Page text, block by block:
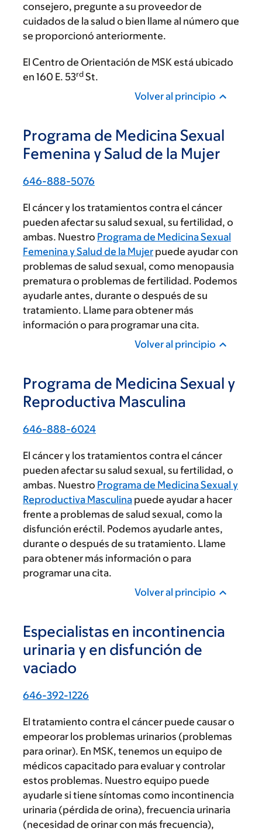
consejero, pregunte a su proveedor de
cuidados de la salud o bien llame al número que
se proporcionó anteriormente.
El Centro de Orientación de MSK está ubicado
en 160 E. 53rd St.
Volver al principio
Programa de Medicina Sexual
Femenina y Salud de la Mujer
646-888-5076
El cáncer y los tratamientos contra el cáncer
pueden afectar su salud sexual, su fertilidad, o
ambas. Nuestro Programa de Medicina Sexual
Femenina y Salud de la Mujer puede ayudar con
problemas de salud sexual, como menopausia
prematura o problemas de fertilidad. Podemos
ayudarle antes, durante o después de su
tratamiento. Llame para obtener más
información o para programar una cita.
Volver al principio
Programa de Medicina Sexual y
Reproductiva Masculina
646-888-6024
El cáncer y los tratamientos contra el cáncer
pueden afectar su salud sexual, su fertilidad, o
ambas. Nuestro Programa de Medicina Sexual y
Reproductiva Masculina puede ayudar a hacer
frente a problemas de salud sexual, como la
disfunción eréctil. Podemos ayudarle antes,
durante o después de su tratamiento. Llame
para obtener más información o para
programar una cita.
Volver al principio
Especialistas en incontinencia
urinaria y en disfunción de
vaciado
646-392-1226
El tratamiento contra el cáncer puede causar o
empeorar los problemas urinarios (problemas
para orinar). En MSK, tenemos un equipo de
médicos capacitado para evaluar y controlar
estos problemas. Nuestro equipo puede
ayudarle si tiene síntomas como incontinencia
urinaria (pérdida de orina), frecuencia urinaria
(necesidad de orinar con más frecuencia),